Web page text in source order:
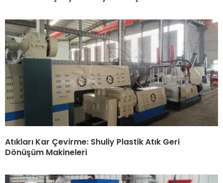
Atıkları Kar Çevirme: Shuliy Plastik Atık Geri
Dönüşüm Makineleri